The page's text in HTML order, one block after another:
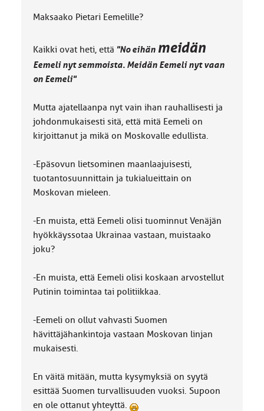
Maksaako Pietari Eemelille?
Kaikki ovat heti, että "No eihän meidän
Eemeli nyt semmoista. Meidän Eemeli nyt vaan
on Eemeli"
Mutta ajatellaanpa nyt vain ihan rauhallisesti ja
johdonmukaisesti sitä, että mitä Eemeli on
kirjoittanut ja mikä on Moskovalle edullista.
-Epäsovun lietsominen maanlaajuisesti,
tuotantosuunnittain ja tukialueittain on
Moskovan mieleen.
-En muista, että Eemeli olisi tuominnut Venäjän
hyökkäyssotaa Ukrainaa vastaan, muistaako
joku?
-En muista, että Eemeli olisi koskaan arvostellut
Putinin toimintaa tai politiikkaa.
-Eemeli on ollut vahvasti Suomen
hävittäjähankintoja vastaan Moskovan linjan
mukaisesti.
En väitä mitään, mutta kysymyksiä on syytä
esittää Suomen turvallisuuden vuoksi. Supoon
en ole ottanut yhteyttä.